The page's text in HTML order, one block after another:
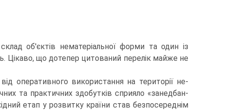
об'єктів нематеріальної форми та один із
Цікаво, що дотепер цитований перелік майже не
оперативного використання на території не­
та практичних здобутків сприяло «занедбан­
етап у розвитку країни став безпосереднім